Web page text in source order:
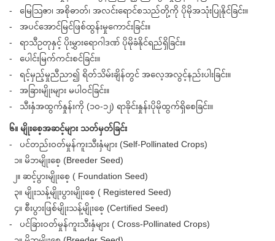
- မြေသြဇာ၊ အစိုဓာတ်၊ အလင်းရောင်စသည်တို့ကို ပိုမိုအသုံးပြုနိုင်ခြင်း။
- အပင်အောင်မြင်ဖြစ်ထွန်းမှုကောင်းခြင်း။
- ရာသီဥတုနှင့် ပိုးမွှားရောဂါဒဏ် ပိုမိုခံနိုင်ရည်ရှိခြင်း။
- ပေါင်းမြက်ကင်းစင်ခြင်း။
- ရင့်မှည့်မှုညီညာ၍ ရိတ်သိမ်းချိန်တွင် အလေ့အလွင့်နည်းပါးခြင်း။
- အခြားမျိုးများ မပါဝင်ခြင်း။
- သီးနှံအထွက်နှုန်းကို (၁၀-၁၂) ရာခိုင်းနှုန်းပိုမိုထွက်ရှိစေခြင်း။
၆။ မျိုးစေ့အဆင့်များ သတ်မှတ်ခြင်း
- ပင်တည်းဝတ်မှုန်ကူးသီးနှံများ (Self-Pollinated Crops)
၁။ မိဘမျိုးစေ့ (Breeder Seed)
၂။ ဆင့်ပွားမျိုးစေ့ ( Foundation Seed)
၃။ မျိုးသန့်မျိုးပွားမျိုးစေ့ ( Registered Seed)
၄။ စီးပွားဖြစ်မျိုးသန့်မျိုးစေ့ (Certified Seed)
- ပင်ခြားဝတ်မှုန်ကူးသီးနှံများ ( Cross-Pollinated Crops)